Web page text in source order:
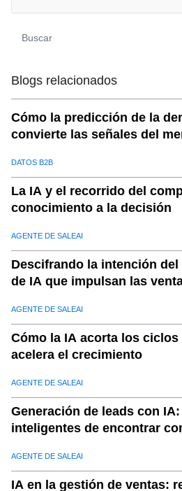
Blogs relacionados
Cómo la predicción de la
convierte las señales del
DATOS B2B
La IA y el recorrido del
conocimiento a la decisión
AGENTE DE SALEAI
Descifrando la intención
de IA que impulsan las
AGENTE DE SALEAI
Cómo la IA acorta los ciclos
acelera el crecimiento
AGENTE DE SALEAI
Generación de leads con
inteligentes de encontrar
AGENTE DE SALEAI
IA en la gestión de ventas: